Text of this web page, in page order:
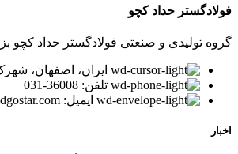
فولادگستر حداد کچو
گروه تولیدی و صنعتی فولادگستر حداد کچو بزرگترین شرکت
ایران، اصفهان، شهرک صنعتی رازی،
تلفن: 36008-031
ایمیل: info@fooladgostar.com
اخبار